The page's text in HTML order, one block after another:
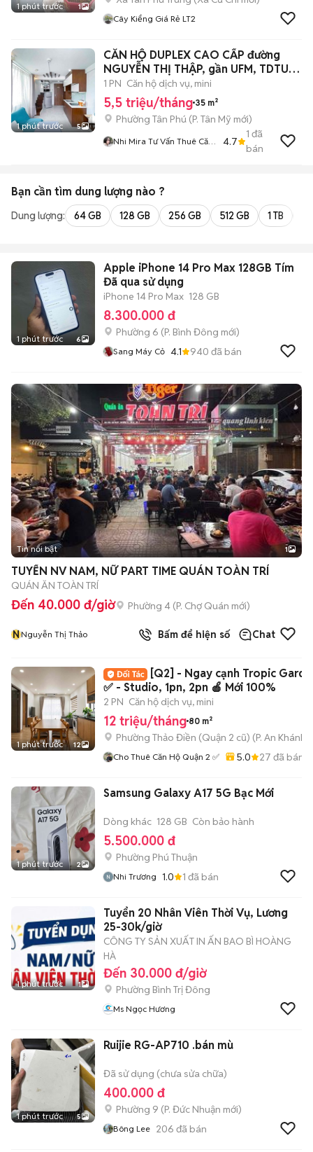
1 phút trước 1
Cây Kiểng Giá Rẻ LT2
1 phút trước 5
CĂN HỘ DUPLEX CAO CẤP đường
NGUYỄN THỊ THẬP, gần UFM, TDTU
QUẬN 7
1 PN Căn hộ dịch vụ, mini
5,5 triệu/tháng 35 m²
Phường Tân Phú (P. Tân Mỹ mới)
Nhi Mira Tư Vấn Thuê Căn
4.7
1 đã
bán
Bạn cần tìm dung lượng nào ?
Dung lượng: 64 GB 128 GB 256 GB 512 GB 1 TB
1 phút trước 6
Apple iPhone 14 Pro Max 128GB Tím
Đã qua sử dụng
iPhone 14 Pro Max 128 GB
8.300.000 đ
Phường 6 (P. Bình Đông mới)
Sang Máy Cỏ 4.1 940 đã bán
Tin nổi bật 1
TUYỂN NV NAM, NỮ PART TIME QUÁN TOÀN TRÍ
QUÁN ĂN TOÀN TRÍ
Đến 40.000 đ/giờ Phường 4 (P. Chợ Quán mới)
NNguyễn Thị Thảo Bấm để hiện số Chat
1 phút trước 12
[Q2] - Ngay cạnh Tropic
✅ - Studio, 1pn, 2pn 🍎 Mới 100%
2 PN Căn hộ dịch vụ, mini
12 triệu/tháng 80 m²
Phường Thảo Điền (Quận 2 cũ) (P. An Khánh
Cho Thuê Căn Hộ Quận 2 ✅ 5.0 27 đã bán
1 phút trước 2
Samsung Galaxy A17 5G Bạc Mới
Dòng khác 128 GB Còn bảo hành
5.500.000 đ
Phường Phú Thuận
Nhi Trương 1.0 1 đã bán
1 phút trước 1
Tuyển 20 Nhân Viên Thời Vụ, Lương
25-30k/giờ
CÔNG TY SẢN XUẤT IN ẤN BAO BÌ HOÀNG
HÀ
Đến 30.000 đ/giờ
Phường Bình Trị Đông
Ms Ngọc Hương
1 phút trước 5
Ruijie RG-AP710 .bán mù
Đã sử dụng (chưa sửa chữa)
400.000 đ
Phường 9 (P. Đức Nhuận mới)
Bông Lee 206 đã bán